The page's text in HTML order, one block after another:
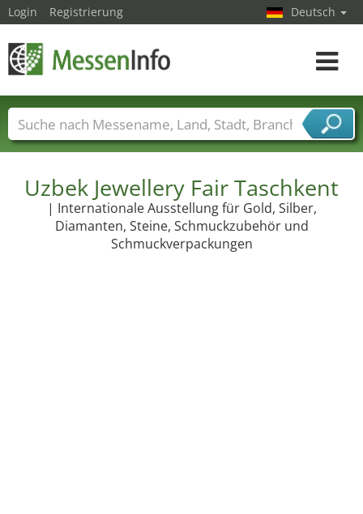
Uzbek Jewellery Fair Taschkent
| Internationale Ausstellung für Gold, Silber,
Diamanten, Steine, Schmuckzubehör und
Schmuckverpackungen
Login Registrierung Deutsch
Toggle
Messenamen Länder Städte
Branchen